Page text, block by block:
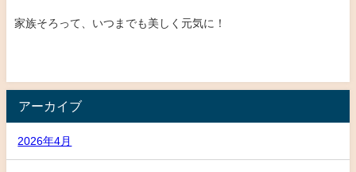
家族そろって、いつまでも美しく元気に！
アーカイブ
2026年4月